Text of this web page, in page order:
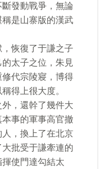
發動戰爭，無論
是山寨版的漢武
恢復了于謙之子
太子之位，朱見
代宗陵寢，博得
得上很大度。
，還幹了幾件大
事的軍事高官撤
，換上了在北京
批受于謙牽連的
使門達勾結太